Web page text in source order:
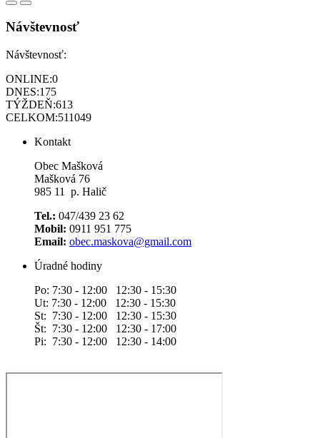
Návštevnosť
Návštevnosť:
ONLINE:0
DNES:175
TÝŽDEŇ:613
CELKOM:511049
Kontakt
Obec Mašková
Mašková 76
985 11 p. Halič
Tel.: 047/439 23 62
Mobil: 0911 951 775
Email: obec.maskova@gmail.com
Úradné hodiny
Po: 7:30 - 12:00 12:30 - 15:30
Ut: 7:30 - 12:00 12:30 - 15:30
St: 7:30 - 12:00 12:30 - 15:30
Št: 7:30 - 12:00 12:30 - 17:00
Pi: 7:30 - 12:00 12:30 - 14:00